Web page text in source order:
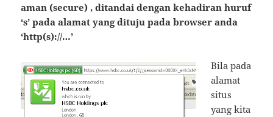
aman (secure) , ditandai dengan kehadiran huruf
‘s’ pada alamat yang dituju pada browser anda
‘http(s)://…’
Bila pada
alamat
situs
yang kita